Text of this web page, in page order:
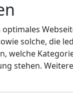
solche, die
welche
stehen.